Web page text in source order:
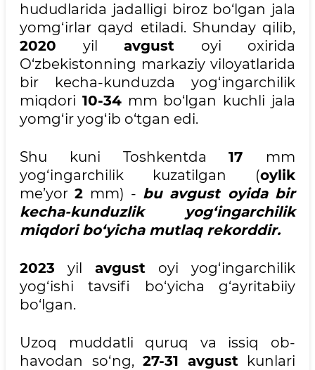
hududlarida jadalligi biroz bo‘lgan jala
yomg‘irlar qayd etiladi. Shunday qilib,
2020 yil avgust oyi oxirida
O‘zbekistonning markaziy viloyatlarida
bir kecha-kunduzda yog‘ingarchilik
miqdori 10-34mm bo‘lgan kuchli jala
yomg‘ir yog‘ib o‘tgan edi.
Shu kuni Toshkentda17 mm
yog‘ingarchilik kuzatilgan (oylik
me’yor2 mm) - bu avgust oyida bir
kecha-kunduzlik yog‘ingarchilik
miqdori bo‘yicha mutlaq rekorddir.
2023 yil avgust oyi yog‘ingarchilik
yog‘ishi tavsifi bo‘yicha g‘ayritabiiy
bo‘lgan.
Uzoq muddatli quruq va issiq ob-
havodan so‘ng, 27-31 avgustkunlari